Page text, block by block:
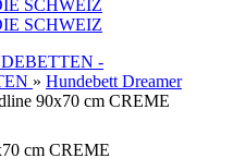
SCHWEIZ
SCHWEIZ
-
» Hundebett Dreamer
90x70 cm CREME